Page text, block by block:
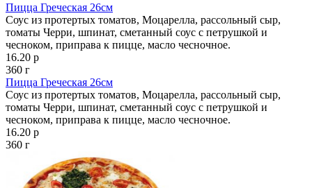
Пицца Греческая 26см
Соус из протертых томатов, Моцарелла, рассольный сыр,
томаты Черри, шпинат, сметанный соус с петрушкой и
чесноком, приправа к пицце, масло чесночное.
16.20 р
360 г
Пицца Греческая 26см
Соус из протертых томатов, Моцарелла, рассольный сыр,
томаты Черри, шпинат, сметанный соус с петрушкой и
чесноком, приправа к пицце, масло чесночное.
16.20 р
360 г